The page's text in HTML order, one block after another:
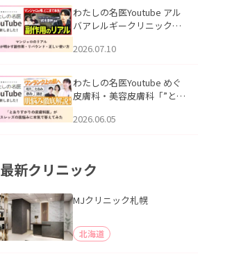
説」を公開いたしました。
わたしの名医Youtube アル
バアレルギークリニック札
医師が明かす副作用・リバ
公開いたしました。
2026.07.10
わたしの名医Youtube めぐ
皮膚科・美容皮膚科「”とお
ッズの肌悩みに本気で答え
2026.06.05
最新クリニック
MJクリニック札幌
北海道